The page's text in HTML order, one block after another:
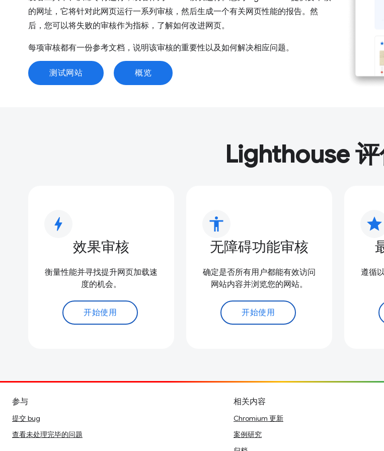
的网址，它将针对此网页运行一系列审核，然后生成一个有关网页性能的报告。然
后，您可以将失败的审核作为指标，了解如何改进网页。
每项审核都有一份参考文档，说明该审核的重要性以及如何解决相应问题。
测试网站 概览
Lighthouse
bolt
效果审核
衡量性能并寻找提升网页加载速
度的机会。
开始使用
accessibility
无障碍功能审核
确定是否所有用户都能有效访问
网站内容并浏览您的网站。
开始使用
star
遵循
参与
提交 bug
查看未处理完毕的问题
相关内容
Chromium 更新
案例研究